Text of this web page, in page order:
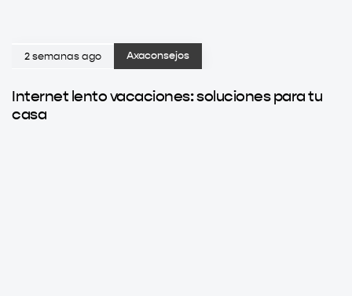
2 semanas ago Axaconsejos
Internet lento vacaciones: soluciones para tu
casa